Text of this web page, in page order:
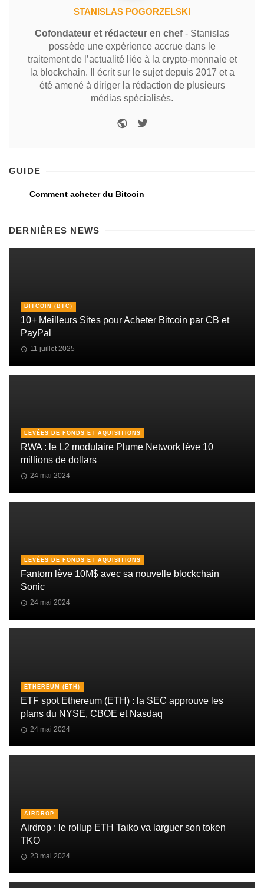
STANISLAS POGORZELSKI
Cofondateur et rédacteur en chef- Stanislas
possède une expérience accrue dans le
traitement de l’actualité liée à la crypto-monnaie et
la blockchain. Il écrit sur le sujet depuis 2017 et a
été amené à diriger la rédaction de plusieurs
médias spécialisés.
GUIDE
Comment acheter du Bitcoin
DERNIÈRES NEWS
BITCOIN (BTC)
10+ Meilleurs Sites pour Acheter Bitcoin par CB et
PayPal
11 juillet 2025
LEVÉES DE FONDS ET AQUISITIONS
RWA : le L2 modulaire Plume Network lève 10
millions de dollars
24 mai 2024
LEVÉES DE FONDS ET AQUISITIONS
Fantom lève 10M$ avec sa nouvelle blockchain
Sonic
24 mai 2024
ETHEREUM (ETH)
ETF spot Ethereum (ETH) : la SEC approuve les
plans du NYSE, CBOE et Nasdaq
24 mai 2024
AIRDROP
Airdrop : le rollup ETH Taiko va larguer son token
TKO
23 mai 2024